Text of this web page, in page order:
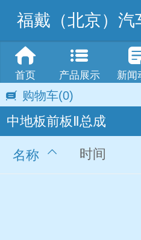
福戴（北京）汽
首页 产品展示 新闻
购物车(0)
中地板前板Ⅱ总成
名称 时间